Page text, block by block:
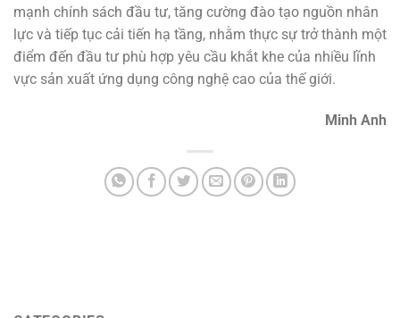
mạnh chính sách đầu tư, tăng cường đào tạo nguồn nhân
lực và tiếp tục cải tiến hạ tầng, nhằm thực sự trở thành một
điểm đến đầu tư phù hợp yêu cầu khắt khe của nhiều lĩnh
vực sản xuất ứng dụng công nghệ cao của thế giới.
Minh Anh